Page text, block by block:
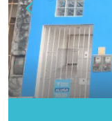
um valor muito atrativo.
agende sua
o que esta